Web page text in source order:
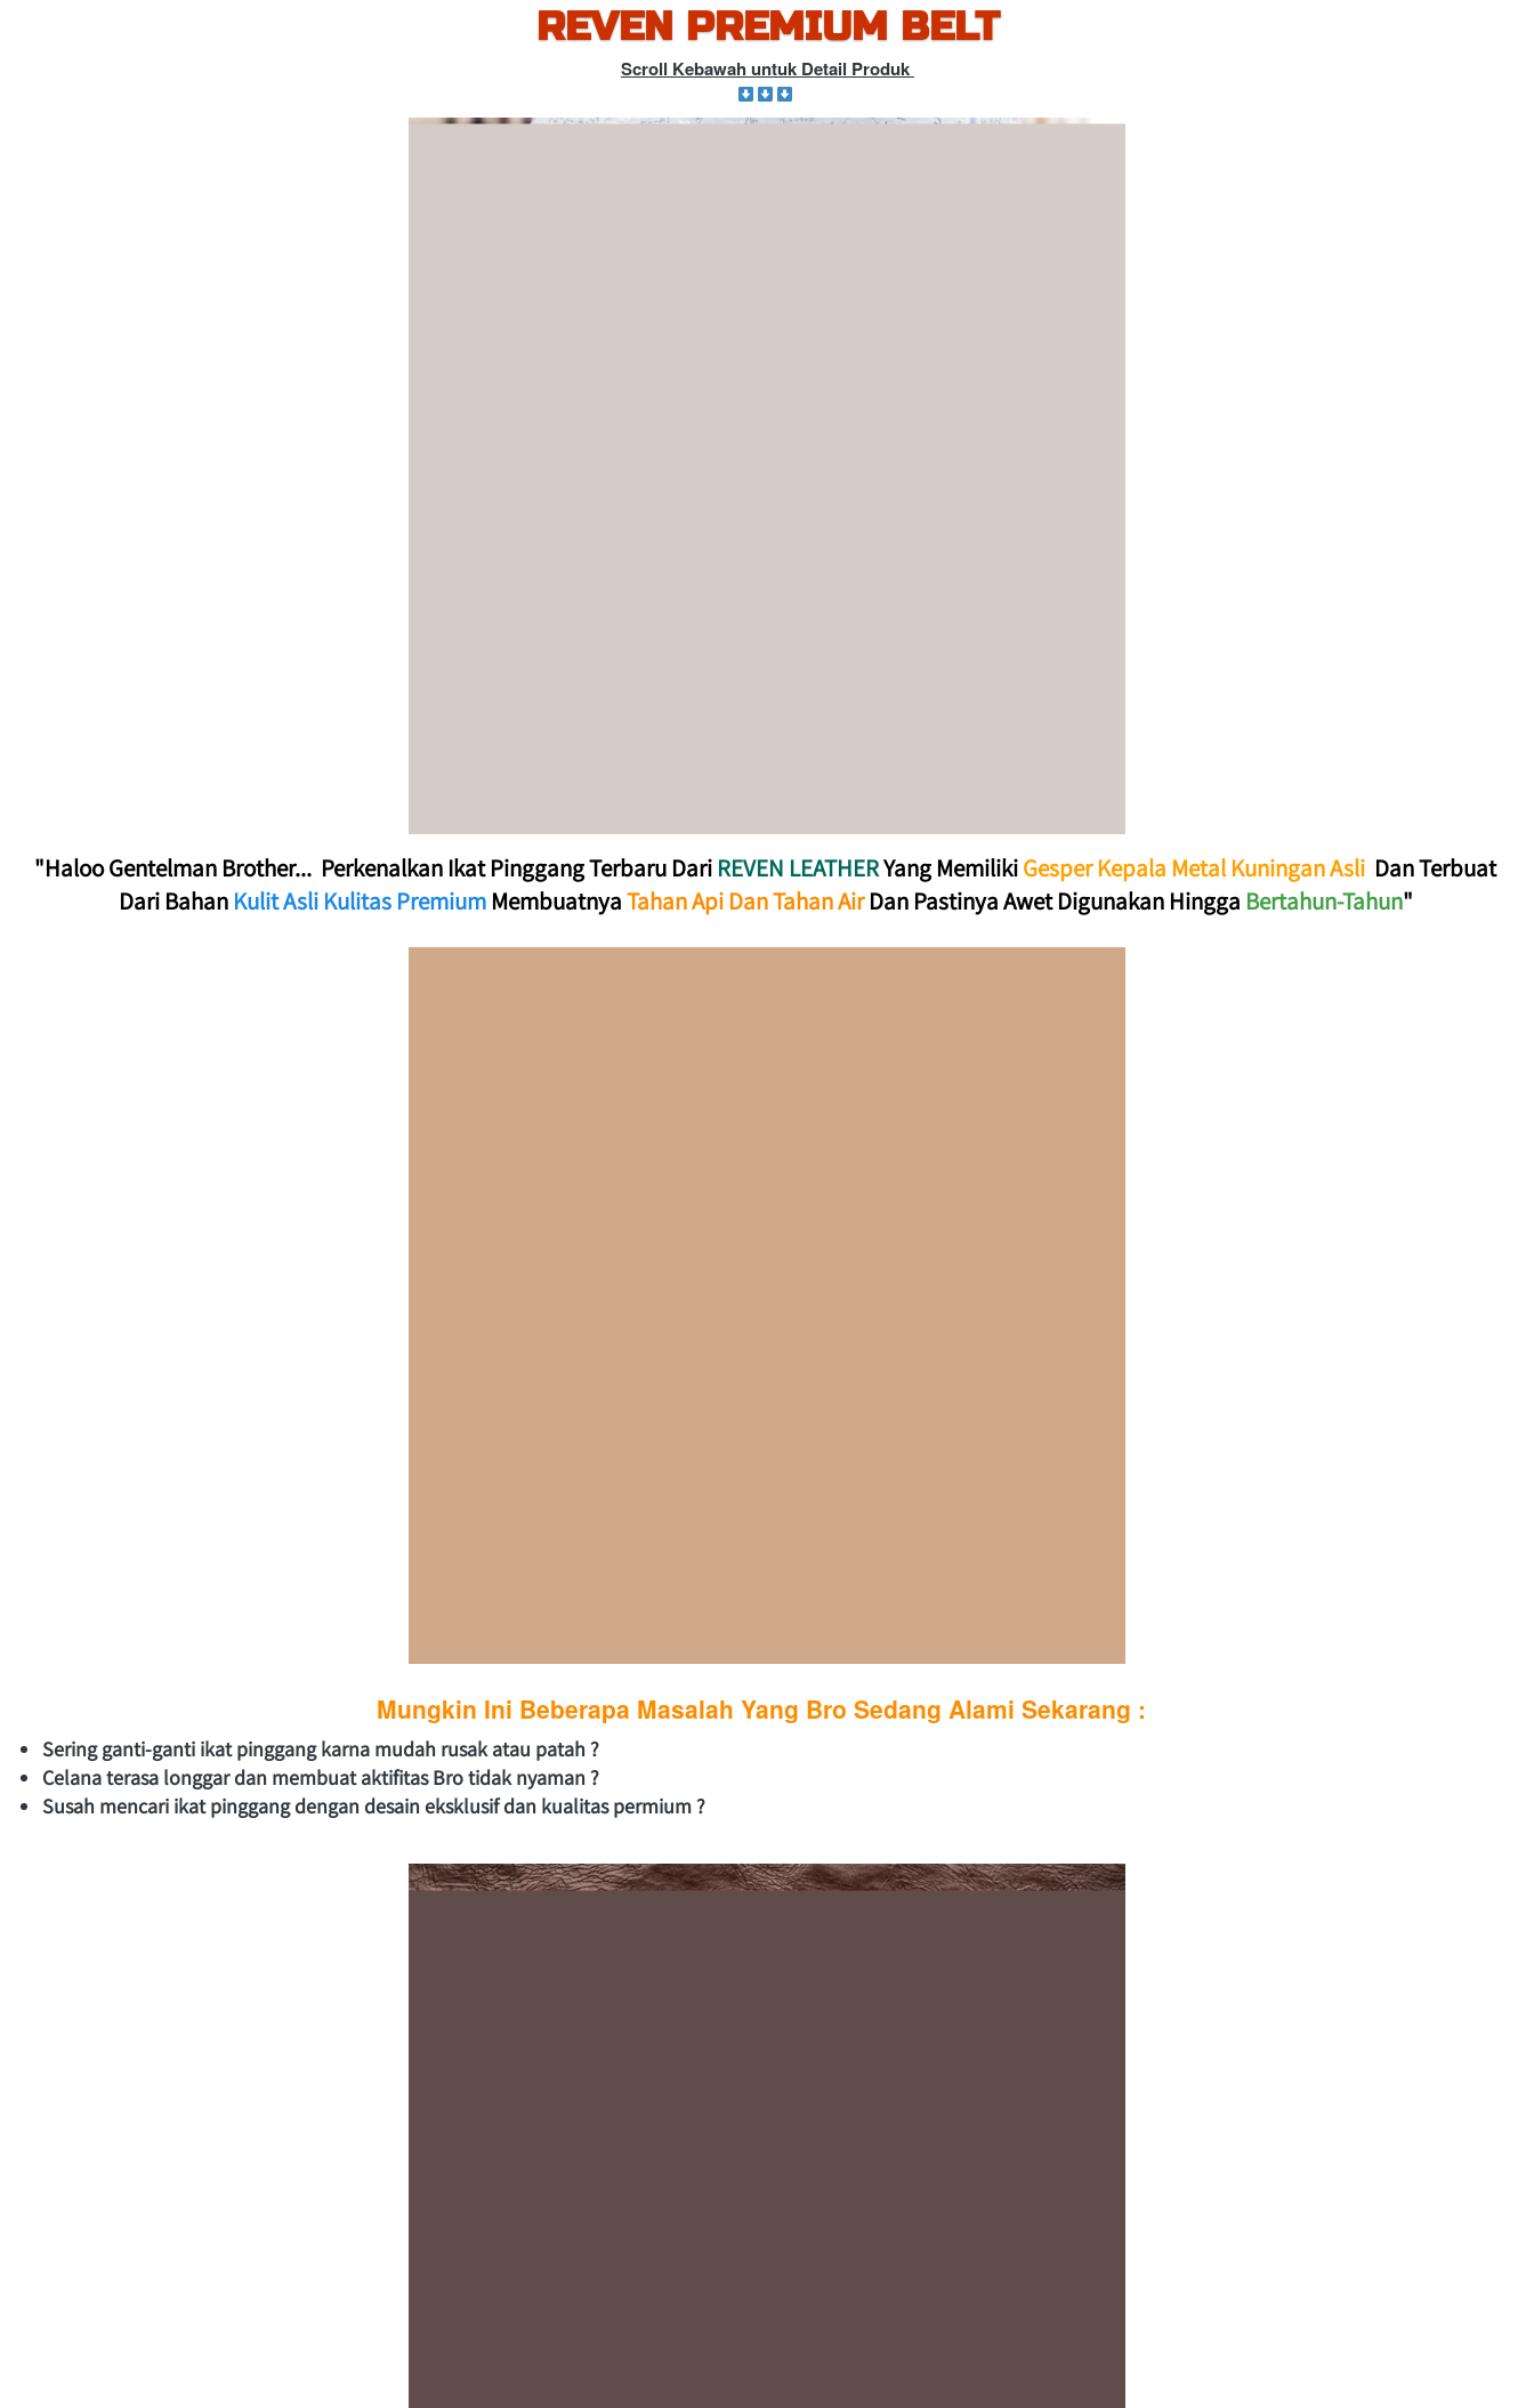
REVEN PREMIUM BELT
Scroll Kebawah untuk Detail Produk
"Haloo Gentelman Brother...  Perkenalkan Ikat Pinggang Terbaru Dari REVEN LEATHER Yang Memiliki Gesper Kepala Metal Kuningan Asli Dan Terbuat
Dari Bahan Kulit Asli Kulitas Premium Membuatnya Tahan Api Dan Tahan Air Dan Pastinya Awet Digunakan Hingga Bertahun-Tahun"
Mungkin Ini Beberapa Masalah Yang Bro Sedang Alami Sekarang :
Sering ganti-ganti ikat pinggang karna mudah rusak atau patah ?
Celana terasa longgar dan membuat aktifitas Bro tidak nyaman ?
Susah mencari ikat pinggang dengan desain eksklusif dan kualitas permium ?